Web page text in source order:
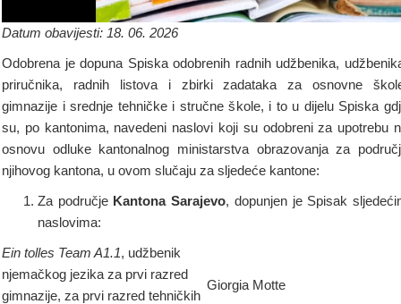
Datum obavijesti: 18. 06. 2026
Odobrena je dopuna Spiska odobrenih radnih udžbenika,
priručnika, radnih listova i zbirki zadataka za osnovne
gimnazije i srednje tehničke i stručne škole, i to u dijelu Spiska
su, po kantonima, navedeni naslovi koji su odobreni za upotrebu
osnovu odluke kantonalnog ministarstva obrazovanja za
njihovog kantona, u ovom slučaju za sljedeće kantone:
Za područje Kantona Sarajevo, dopunjen je Spisak
naslovima:
Ein tolles Team A1.1, udžbenik
njemačkog jezika za prvi razred
gimnazije, za prvi razred tehničkih
Giorgia Motte